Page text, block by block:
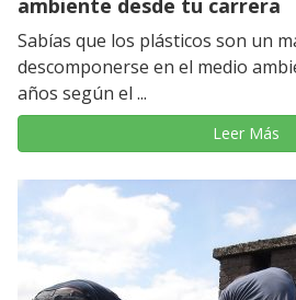
ambiente desde tu carrera
Sabías que los plásticos son un
descomponerse en el medio
años según el ...
Leer Más